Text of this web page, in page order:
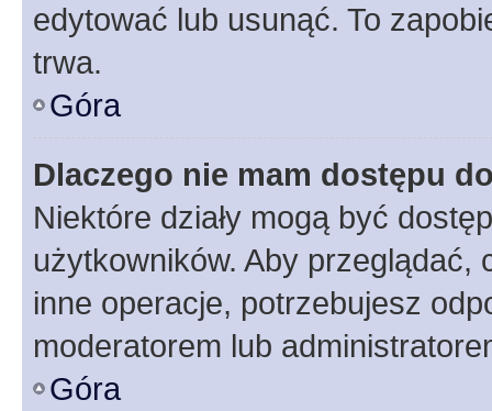
edytować lub usunąć. To
trwa.
Góra
Dlaczego nie mam dostępu
Niektóre działy mogą być
użytkowników. Aby
inne operacje, potrzebujesz
moderatorem lub
Góra